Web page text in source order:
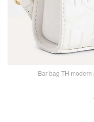
Bar bag TH